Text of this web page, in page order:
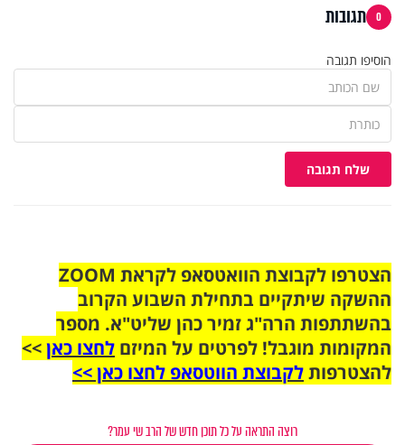
0 תגובות
הוסיפו תגובה
שלח תגובה
הצטרפו לקבוצת הוואטסאפ לקראת ZOOM
ההשקה שיתקיים בתחילת השבוע הקרוב
בהשתתפות הרה"ג זמיר כהן שליט"א. מספר
המקומות מוגבל! לפרטים על המיזם לחצו כאן>>
להצטרפותלקבוצת הווטסאפ לחצו כאן >>
רוצה התראה על כל תוכן חדש של הרב שי עמר?